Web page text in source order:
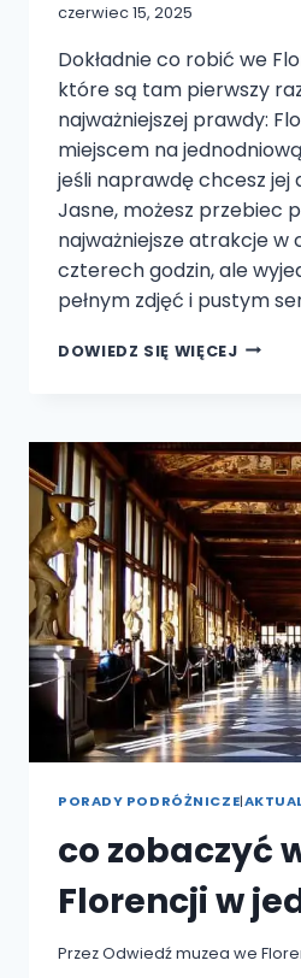
czerwiec 15, 2025
Dokładnie co robić we
które są tam pierwszy
najważniejszej prawdy:
miejscem na
jeśli naprawdę chcesz jej
Jasne, możesz przebiec
najważniejsze atrakcje w
czterech godzin, ale
pełnym zdjęć i pustym
DOWIEDZ SIĘ WIĘCEJ
BŁĘDY,
NALEŻY
I
GDZIE
ZJEŚĆ
PORADY PODRÓŻNICZE|
co zobaczyć
Florencji w
PrzezOdwiedź muzea we